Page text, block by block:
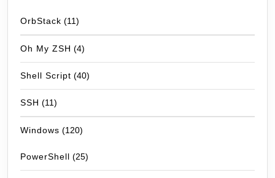
OrbStack (11)
Oh My ZSH (4)
Shell Script (40)
SSH (11)
Windows (120)
PowerShell (25)